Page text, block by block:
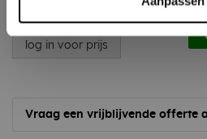
Coverbond Spray 750ml
log in voor prijs
Vraag een vrijblijvende offerte